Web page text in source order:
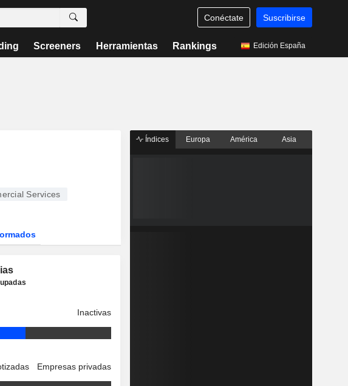
Conéctate Suscribirse
Screeners Herramientas Rankings Edición España
Services
Inactivas
Empresas privadas
Índices Europa América Asia